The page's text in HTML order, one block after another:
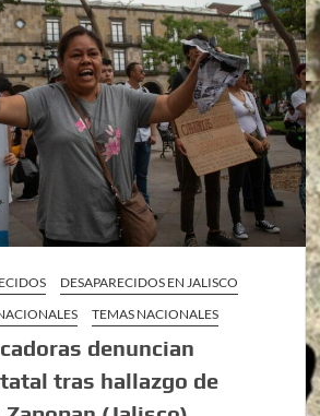
DESAPARECIDOS EN JALISCO
TEMAS NACIONALES
denuncian
tras hallazgo de